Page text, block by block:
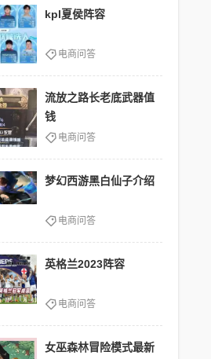
kpl夏侯阵容
电商问答
流放之路长老底武器值
钱
电商问答
梦幻西游黑白仙子介绍
电商问答
英格兰2023阵容
电商问答
女巫森林冒险模式最新